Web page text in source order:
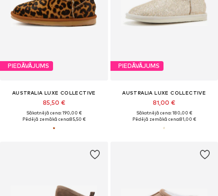
PIEDĀVĀJUMS
AUSTRALIA LUXE COLLECTIVE
85,50 €
Sākotnējā cena: 190,00 €
Pēdējā zemākā cena:85,50 €
PIEDĀVĀJUMS
AUSTRALIA LUXE COLLECTIVE
81,00 €
Sākotnējā cena: 180,00 €
Pēdējā zemākā cena:81,00 €